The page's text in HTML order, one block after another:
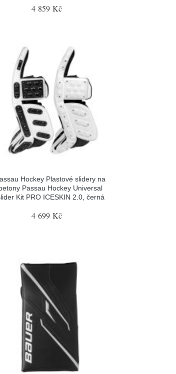
4 859 Kč
Hockey Plastové slidery na
Passau Hockey Universal
Kit PRO ICESKIN 2.0, černá
4 699 Kč